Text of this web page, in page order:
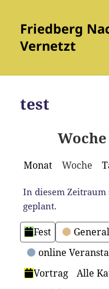
Friedberg
Vernetzt
test
Monat Woche
In diesem Zeitraum
geplant.
Kategorien
Fest General
online
Vortrag
Alle